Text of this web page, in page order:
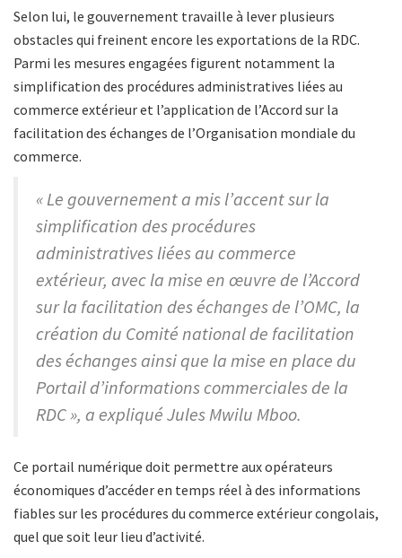
Selon lui, le gouvernement travaille à lever plusieurs
obstacles qui freinent encore les exportations de la RDC.
Parmi les mesures engagées figurent notamment la
simplification des procédures administratives liées au
commerce extérieur et l’application de l’Accord sur la
facilitation des échanges de l’Organisation mondiale du
commerce.
« Le gouvernement a mis l’accent sur la
simplification des procédures
administratives liées au commerce
extérieur, avec la mise en œuvre de l’Accord
sur la facilitation des échanges de l’OMC, la
création du Comité national de facilitation
des échanges ainsi que la mise en place du
Portail d’informations commerciales de la
RDC », a expliqué Jules Mwilu Mboo.
Ce portail numérique doit permettre aux opérateurs
économiques d’accéder en temps réel à des informations
fiables sur les procédures du commerce extérieur congolais,
quel que soit leur lieu d’activité.